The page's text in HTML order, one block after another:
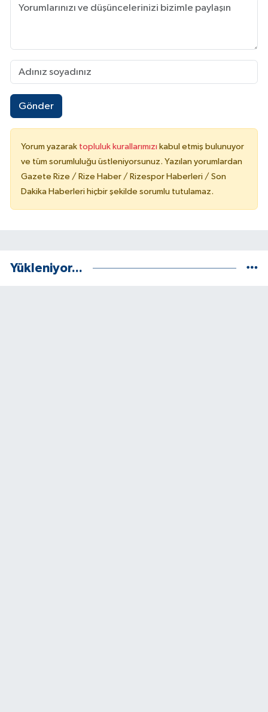
Gönder
Yorum yazarak topluluk kurallarımızı kabul etmiş bulunuyor
ve tüm sorumluluğu üstleniyorsunuz. Yazılan yorumlardan
Gazete Rize / Rize Haber / Rizespor Haberleri / Son
Dakika Haberleri hiçbir şekilde sorumlu tutulamaz.
Yükleniyor...